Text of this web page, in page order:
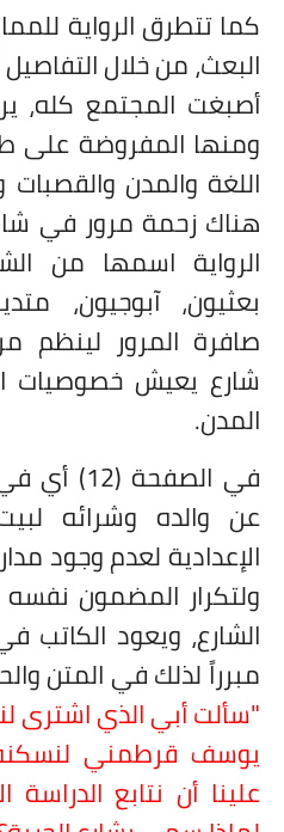
كما تتطرق الرواية
البعث، من خلال
أصبغت المجتمع كله،
ومنها المفروضة على
اللغة والمدن
هناك زحمة مرور في
الرواية اسمها من
بعثيون، آبوجيون،
صافرة المرور لينظم
شارع يعيش خصوصيات
المدن.
في الصفحة
عن والده وشرائه
الإعدادية لعدم وجود
ولتكرار المضمون
مبرراً لذلك في المتن
"سألت أبي الذي اشترى
يوسف قرطمني
علينا أن نتابع